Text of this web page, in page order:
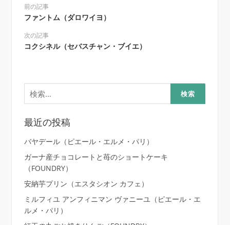
前の記事
ファントム（ダロワイヨ）
次の記事
コクシネル（セバスチャン・ブイエ）
検
索:
最近の投稿
バヤデール（ピエール・エルメ・パリ）
ガーナ産チョコレートと苺のショートケーキ
（FOUNDRY）
安納芋プリン（エスタシオン カフェ）
ミルフィユ アンフィニマン ヴァニーユ（ピエール・エ
ルメ・パリ）